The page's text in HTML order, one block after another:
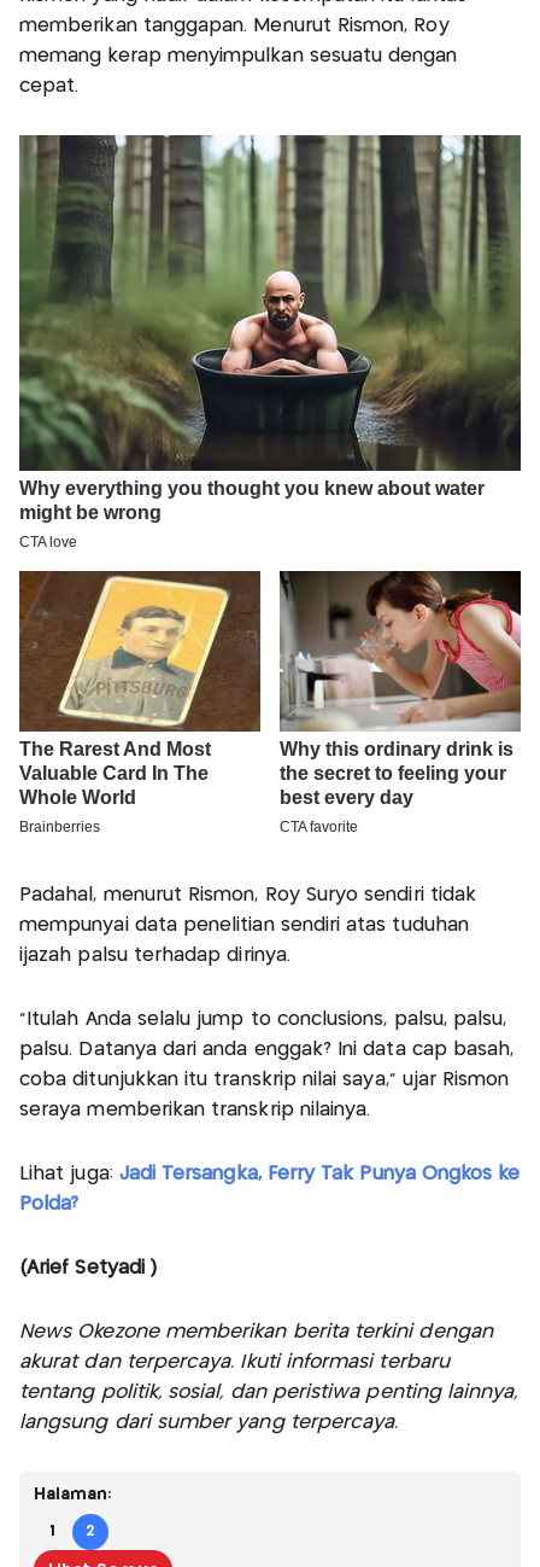
memberikan tanggapan. Menurut Rismon, Roy
memang kerap menyimpulkan sesuatu dengan
cepat.
Padahal, menurut Rismon, Roy Suryo sendiri tidak
mempunyai data penelitian sendiri atas tuduhan
ijazah palsu terhadap dirinya.
"Itulah Anda selalu jump to conclusions, palsu, palsu,
palsu. Datanya dari anda enggak? Ini data cap basah,
coba ditunjukkan itu transkrip nilai saya," ujar Rismon
seraya memberikan transkrip nilainya.
Lihat juga: Jadi Tersangka, Ferry Tak Punya Ongkos ke
Polda?
(Arief Setyadi )
News Okezone memberikan berita terkini dengan
akurat dan terpercaya. Ikuti informasi terbaru
tentang politik, sosial, dan peristiwa penting lainnya,
langsung dari sumber yang terpercaya.
Halaman:
1 2